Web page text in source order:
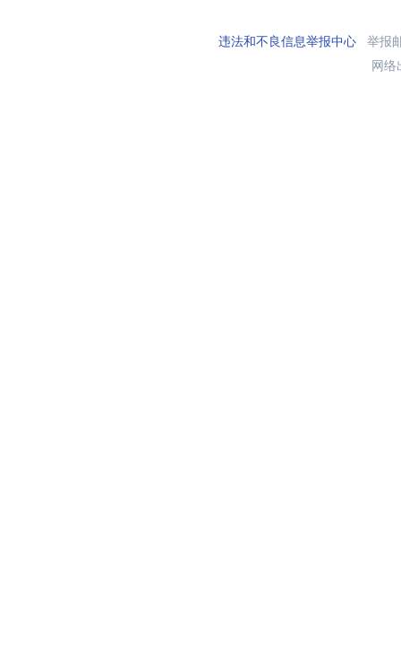
违法和不良信息举报中心举报
网